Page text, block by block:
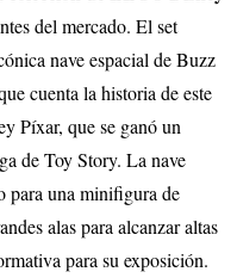
del mercado. El set
nave espacial de Buzz
cuenta la historia de este
Píxar, que se ganó un
de Toy Story. La nave
para una minifigura de
alas para alcanzar altas
para su exposición.